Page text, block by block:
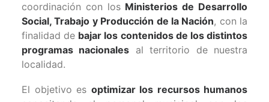
coordinación con los Ministerios de Desarrollo
Social, Trabajo y Producción de la Nación, con la
finalidad de bajar los contenidos de los distintos
programas nacionales al territorio de nuestra
localidad.
El objetivo es optimizar los recursos humanos